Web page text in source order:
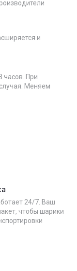
и
часов. При
Меняем
24/7. Ваш
чтобы шарики